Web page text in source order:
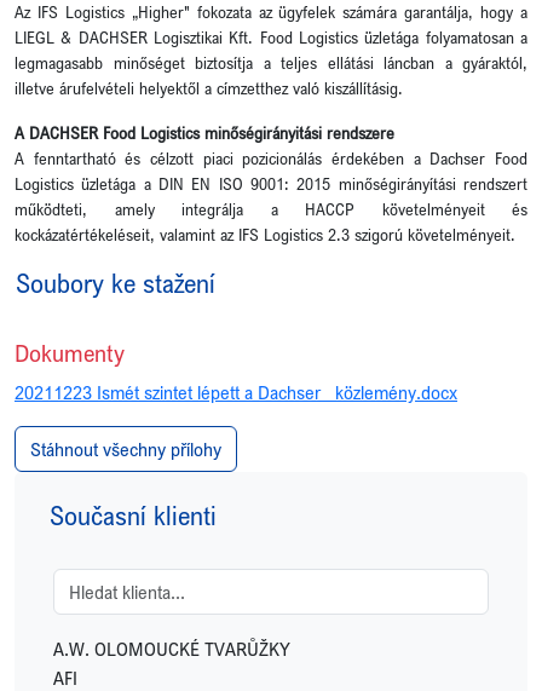
Az IFS Logistics „Higher" fokozata az ügyfelek számára garantálja, hogy a
LIEGL & DACHSER Logisztikai Kft. Food Logistics üzletága folyamatosan a
legmagasabb minőséget biztosítja a teljes ellátási láncban a gyáraktól,
illetve árufelvételi helyektől a címzetthez való kiszállításig.
A DACHSER Food Logistics minőségirányitási rendszere
A fenntartható és célzott piaci pozicionálás érdekében a Dachser Food
Logistics üzletága a DIN EN ISO 9001: 2015 minőségirányítási rendszert
működteti, amely integrálja a HACCP követelményeit és
kockázatértékeléseit, valamint az IFS Logistics 2.3 szigorú követelményeit.
Soubory ke stažení
Dokumenty
20211223 Ismét szintet lépett a Dachser_ közlemény.docx
Stáhnout všechny přílohy
Současní klienti
A.W. OLOMOUCKÉ TVARŮŽKY
AFI